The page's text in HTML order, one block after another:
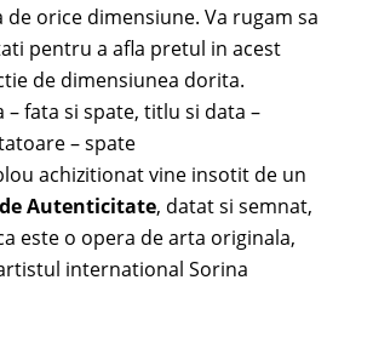
de orice dimensiune. Va rugam sa
pentru a afla pretul in acest
de dimensiunea dorita.
fata si spate, titlu si data –
– spate
achizitionat vine insotit de un
Autenticitate, datat si semnat,
este o opera de arta originala,
international Sorina